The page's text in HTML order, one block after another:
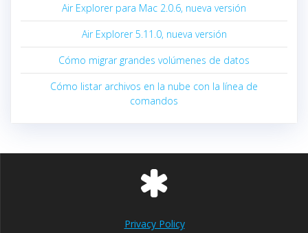
Air Explorer para Mac 2.0.6, nueva versión
Air Explorer 5.11.0, nueva versión
Cómo migrar grandes volúmenes de datos
Cómo listar archivos en la nube con la línea de
comandos
Privacy Policy